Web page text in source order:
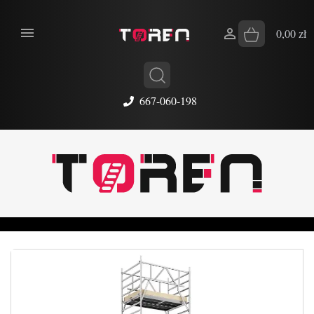
667-060-198
 0,00 zł
